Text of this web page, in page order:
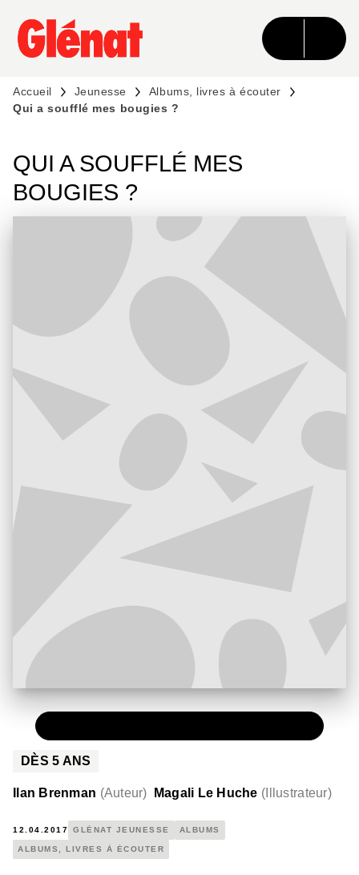
MENU RECHERCHE CONTENU
PIED DE PAGE
Accueil Jeunesse
Albums, livres à écouter
Qui a soufflé mes bougies ?
QUI A SOUFFLÉ MES
BOUGIES ?
DÈS5 ANS
Ilan Brenman (Auteur) Magali Le Huche ( Illustrateur)
12.04.2017 GLÉNAT JEUNESSE ALBUMS
ALBUMS, LIVRES À ÉCOUTER